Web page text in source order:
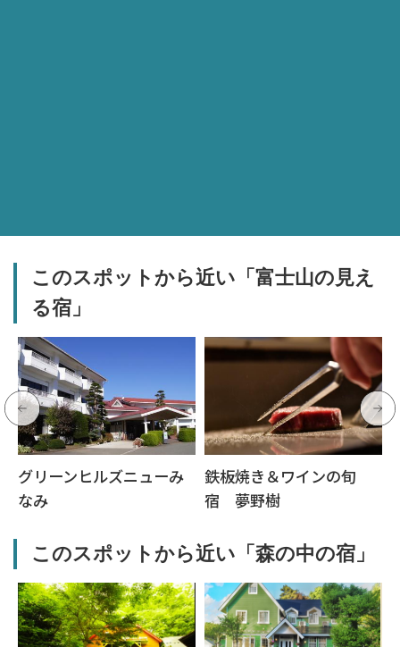
このスポットから近い「富士山の見え
る宿」
グリーンヒルズニューみ
なみ
鉄板焼き＆ワインの旬
宿 夢野樹
このスポットから近い「森の中の宿」